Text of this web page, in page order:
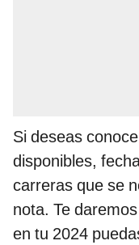
Si deseas
disponibles,
carreras que se
nota. Te
en tu 2024